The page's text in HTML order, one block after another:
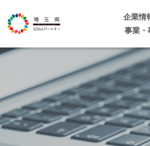
企業情
事業・